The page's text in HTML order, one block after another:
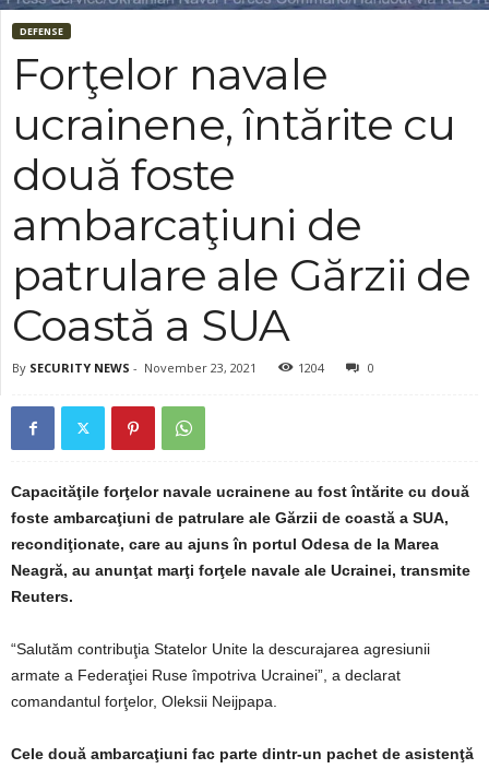
DEFENSE
Forţelor navale
ucrainene, întărite cu
două foste
ambarcaţiuni de
patrulare ale Gărzii de
Coastă a SUA
By SECURITY NEWS - November 23, 2021 1204 0
Capacităţile forţelor navale ucrainene au fost întărite cu două
foste ambarcaţiuni de patrulare ale Gărzii de coastă a SUA,
recondiţionate, care au ajuns în portul Odesa de la Marea
Neagră, au anunţat marţi forţele navale ale Ucrainei, transmite
Reuters.
“Salutăm contribuţia Statelor Unite la descurajarea agresiunii
armate a Federaţiei Ruse împotriva Ucrainei”, a declarat
comandantul forţelor, Oleksii Neijpapa.
Cele două ambarcaţiuni fac parte dintr-un pachet de asistenţă